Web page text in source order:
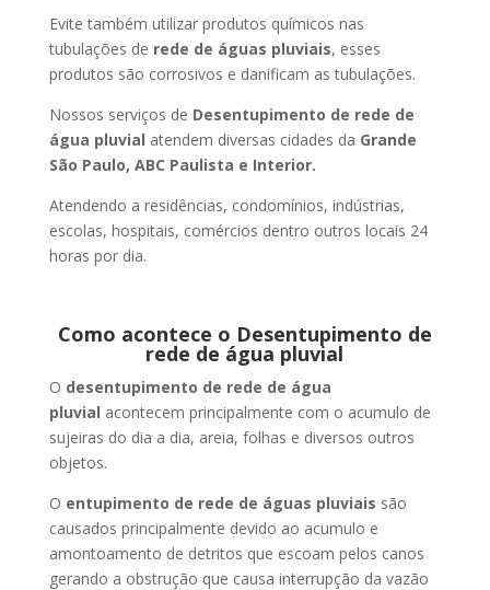
Evite também utilizar produtos químicos nas
tubulações de rede de águas pluviais, esses
produtos são corrosivos e danificam as tubulações.
Nossos serviços de Desentupimento de rede de
água pluvial atendem diversas cidades da Grande
São Paulo, ABC Paulista e Interior.
Atendendo a residências, condomínios, indústrias,
escolas, hospitais, comércios dentro outros locais 24
horas por dia.
Como acontece o Desentupimento de
rede de água pluvial
O desentupimento de rede de água
pluvial acontecem principalmente com o acumulo de
sujeiras do dia a dia, areia, folhas e diversos outros
objetos.
O entupimento de rede de águas pluviais são
causados principalmente devido ao acumulo e
amontoamento de detritos que escoam pelos canos
gerando a obstrução que causa interrupção da vazão